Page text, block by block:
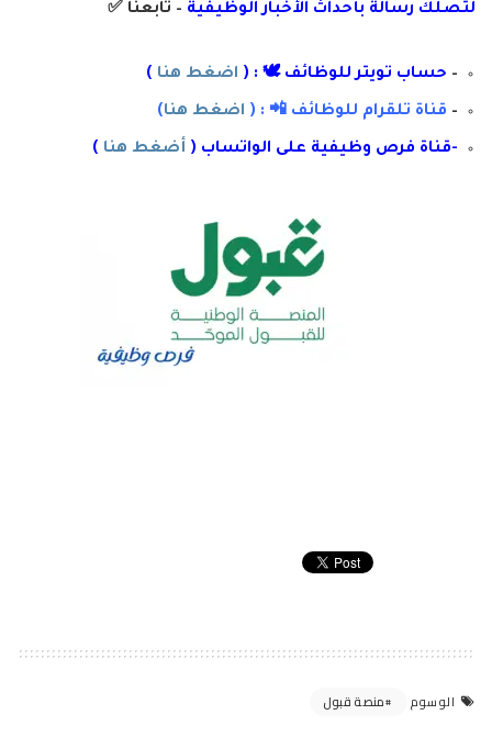
لتصلك رسالة بأحداث الأخبار الوظيفية – تابعنا ✅
– حساب تويتر للوظائف 🕊 : ( اضغط هنا )
– قناة تلقرام للوظائف 📲 : ( اضغط هنا)
-قناة فرص وظيفية على الواتساب ( أضغط هنا )
الوسوم منصة قبول